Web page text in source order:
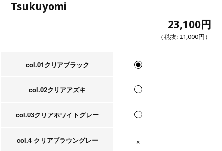
Tsukuyomi
23,100円
（税抜: 21,000円 ）
col.01クリアブラック
col.02クリアアズキ
col.03クリアホワイトグレー
col.4 クリアブラウングレー